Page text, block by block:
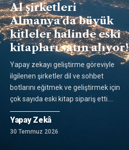
AI şirketleri
Almanya’da büyük
kitleler halinde eski
kitapları satın alıyor!
Yapay zekayı geliştirme göreviyle
ilgilenen şirketler dil ve sohbet
botlarını eğitmek ve geliştirmek için
çok sayıda eski kitap sipariş etti.
Yapay Zekâ
30 Temmuz 2026